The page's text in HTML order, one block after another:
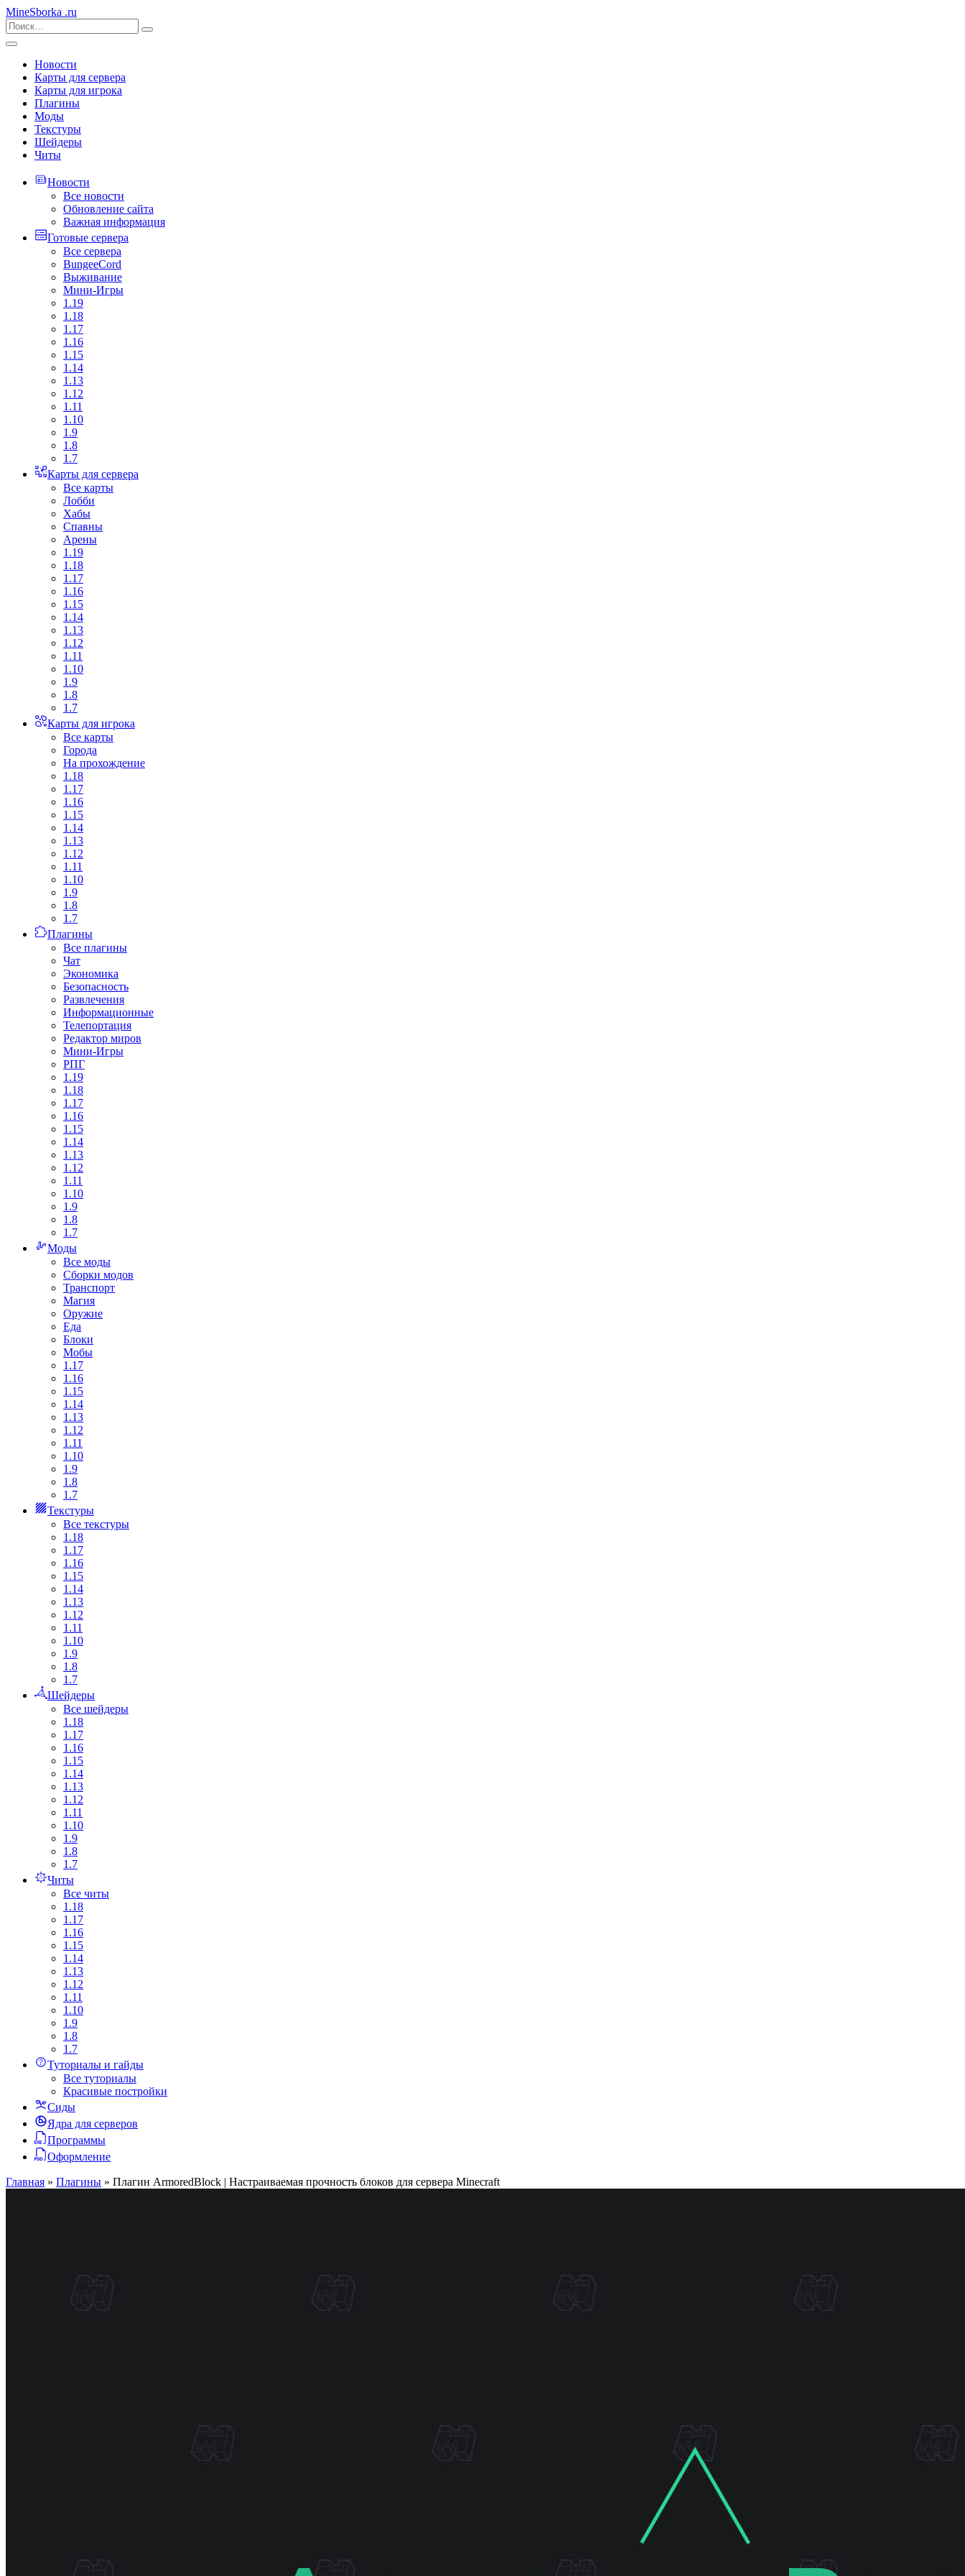
MineSborka .ru
Новости
Карты для сервера
Карты для игрока
Плагины
Моды
Текстуры
Шейдеры
Читы
Новости
Все новости
Обновление сайта
Важная информация
Готовые сервера
Все сервера
BungeeCord
Выживание
Мини-Игры
1.19
1.18
1.17
1.16
1.15
1.14
1.13
1.12
1.11
1.10
1.9
1.8
1.7
Карты для сервера
Все карты
Лобби
Хабы
Спавны
Арены
1.19
1.18
1.17
1.16
1.15
1.14
1.13
1.12
1.11
1.10
1.9
1.8
1.7
Карты для игрока
Все карты
Города
На прохождение
1.18
1.17
1.16
1.15
1.14
1.13
1.12
1.11
1.10
1.9
1.8
1.7
Плагины
Все плагины
Чат
Экономика
Безопасность
Развлечения
Информационные
Телепортация
Редактор миров
Мини-Игры
РПГ
1.19
1.18
1.17
1.16
1.15
1.14
1.13
1.12
1.11
1.10
1.9
1.8
1.7
Моды
Все моды
Сборки модов
Транспорт
Магия
Оружие
Еда
Блоки
Мобы
1.17
1.16
1.15
1.14
1.13
1.12
1.11
1.10
1.9
1.8
1.7
Текстуры
Все текстуры
1.18
1.17
1.16
1.15
1.14
1.13
1.12
1.11
1.10
1.9
1.8
1.7
Шейдеры
Все шейдеры
1.18
1.17
1.16
1.15
1.14
1.13
1.12
1.11
1.10
1.9
1.8
1.7
Читы
Все читы
1.18
1.17
1.16
1.15
1.14
1.13
1.12
1.11
1.10
1.9
1.8
1.7
Туториалы и гайды
Все туториалы
Красивые постройки
Сиды
Ядра для серверов
Программы
Оформление
Главная » Плагины » Плагин ArmoredBlock | Настраиваемая прочность блоков для сервера Minecraft